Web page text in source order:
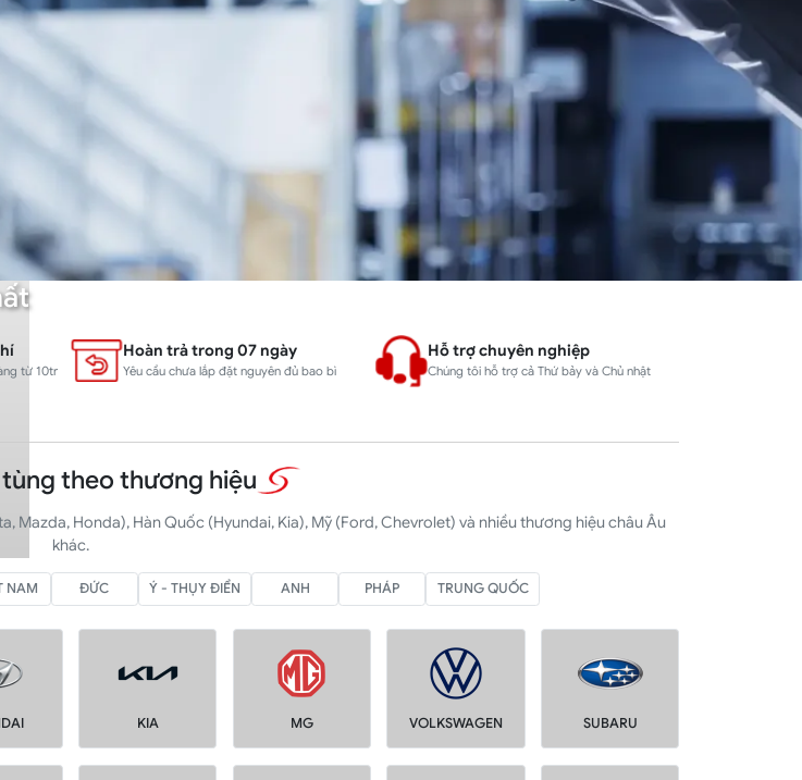
từ 10tr
Hoàn trả trong 07 ngày
Yêu cầu chưa lắp đặt nguyên đủ bao bì
Hỗ trợ chuyên nghiệp
Chúng tôi hỗ trợ cả Thứ bảy và Chủ nhật
theo thương hiệu
Mazda, Honda), Hàn Quốc (Hyundai, Kia), Mỹ (Ford, Chevrolet) và nhiều thương hiệu châu Âu
khác.
NAM ĐỨC Ý - THỤY ĐIỂN ANH PHÁP TRUNG QUỐC
KIA MG VOLKSWAGEN SUBARU